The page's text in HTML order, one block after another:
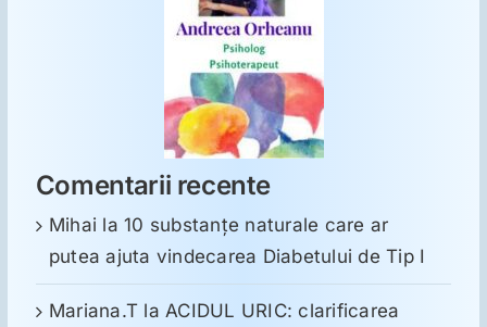
Comentarii recente
Mihai la10 substanţe naturale care ar
putea ajuta vindecarea Diabetului de Tip I
Mariana.T la ACIDUL URIC: clarificarea